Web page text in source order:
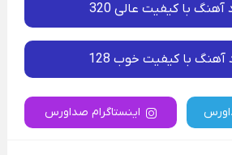
آهنگ با کیفیت عالی 320
آهنگ با کیفیت خوب 128
اینستاگرام صداورس